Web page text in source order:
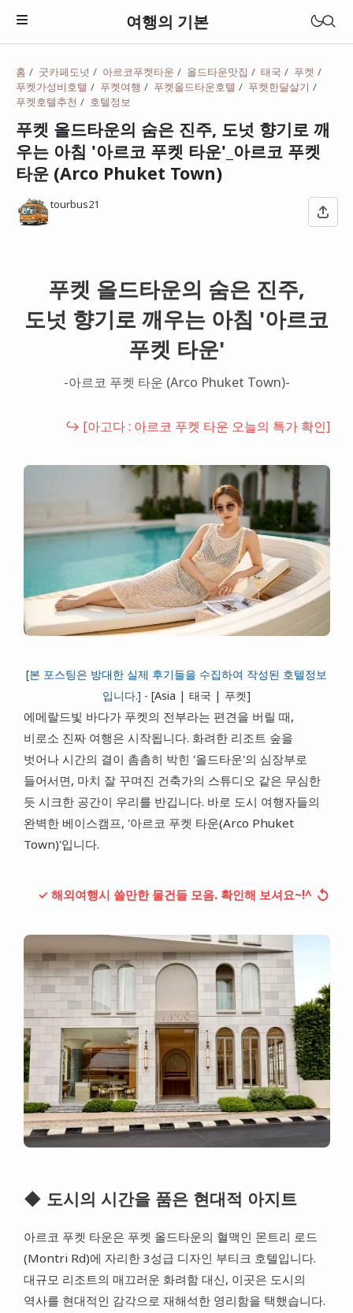
여행의 기본
일본
베트남
이탈리아
홈 굿카페도넛 아르코푸켓타운 올드타운맛집 태국
푸켓
푸켓가성비호텔
푸켓여행 푸켓올드타운호텔
푸켓한달살기
푸켓호텔추천
호텔정보
푸켓 올드타운의 숨은 진주, 도넛 향기로 깨
우는 아침 '아르코 푸켓 타운'_아르코 푸켓
타운 (Arco Phuket Town)
tourbus21
푸켓 올드타운의 숨은 진주,
도넛 향기로 깨우는 아침 '아르코
푸켓 타운'
-아르코 푸켓 타운 (Arco Phuket Town)-
↪ [아고다 : 아르코 푸켓 타운 오늘의 특가 확인]
[본 포스팅은 방대한 실제 후기들을 수집하여 작성된 호텔정보
입니다.] - [Asia | 태국 | 푸켓]
에메랄드빛 바다가 푸켓의 전부라는 편견을 버릴 때,
비로소 진짜 여행은 시작됩니다. 화려한 리조트 숲을
벗어나 시간의 결이 촘촘히 박힌 '올드타운'의 심장부로
들어서면, 마치 잘 꾸며진 건축가의 스튜디오 같은 무심한
듯 시크한 공간이 우리를 반깁니다. 바로 도시 여행자들의
완벽한 베이스캠프, '아르코 푸켓 타운(Arco Phuket
Town)'입니다.
✓ 해외여행시 쓸만한 물건들 모음. 확인해 보셔요~!^ ↺
◆ 도시의 시간을 품은 현대적 아지트
아르코 푸켓 타운은 푸켓 올드타운의 혈맥인 몬트리 로드
(Montri Rd)에 자리한 3성급 디자인 부티크 호텔입니다.
대규모 리조트의 매끄러운 화려함 대신, 이곳은 도시의
역사를 현대적인 감각으로 재해석한 영리함을 택했습니다.